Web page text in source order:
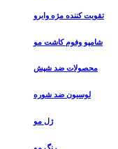
تقویت کننده مژه وابرو
شامپو وفوم کاشت مو
محصولات ضد شپش
لوسیون ضد شوره
ژل مو